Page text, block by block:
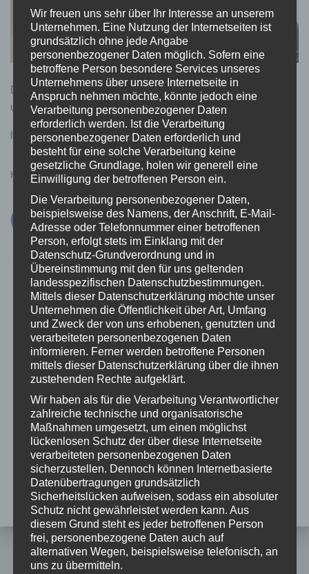
Das Modul wird 159,90€ kosten und kann direkt in
unserem Shop bestellt werden:
http://www.volspeed.de
Kategorien: YAMAHA
Kategorien
Allgemein(3)
Bosch
Giant(5)
Yamaha(8)
Wir freuen uns sehr über Ihr Interesse an unserem
Unternehmen. Eine Nutzung der Internetseiten ist
grundsätzlich ohne jede Angabe
personenbezogener Daten möglich. Sofern eine
betroffene Person besondere Services unseres
Unternehmens über unsere Internetseite in
Anspruch nehmen möchte, könnte jedoch eine
Verarbeitung personenbezogener Daten
erforderlich werden. Ist die Verarbeitung
personenbezogener Daten erforderlich und
besteht für eine solche Verarbeitung keine
gesetzliche Grundlage, holen wir generell eine
Einwilligung der betroffenen Person ein.
Die Verarbeitung personenbezogener Daten,
beispielsweise des Namens, der Anschrift, E-Mail-
Adresse oder Telefonnummer einer betroffenen
Person, erfolgt stets im Einklang mit der
Datenschutz-Grundverordnung und in
Übereinstimmung mit den für uns geltenden
landesspezifischen Datenschutzbestimmungen.
Mittels dieser Datenschutzerklärung möchte unser
Unternehmen die Öffentlichkeit über Art, Umfang
und Zweck der von uns erhobenen, genutzten und
verarbeiteten personenbezogenen Daten
informieren. Ferner werden betroffene Personen
mittels dieser Datenschutzerklärung über die ihnen
zustehenden Rechte aufgeklärt.
Wir haben als für die Verarbeitung Verantwortlicher
zahlreiche technische und organisatorische
Maßnahmen umgesetzt, um einen möglichst
lückenlosen Schutz der über diese Internetseite
verarbeiteten personenbezogenen Daten
sicherzustellen. Dennoch können Internetbasierte
Datenübertragungen grundsätzlich
Sicherheitslücken aufweisen, sodass ein absoluter
Schutz nicht gewährleistet werden kann. Aus
diesem Grund steht es jeder betroffenen Person
frei, personenbezogene Daten auch auf
alternativen Wegen, beispielsweise telefonisch, an
uns zu übermitteln.